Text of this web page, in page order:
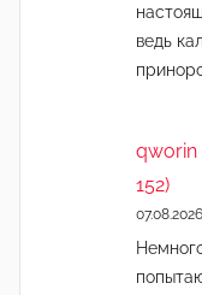
ведь
qworin
152)
07.08.2026